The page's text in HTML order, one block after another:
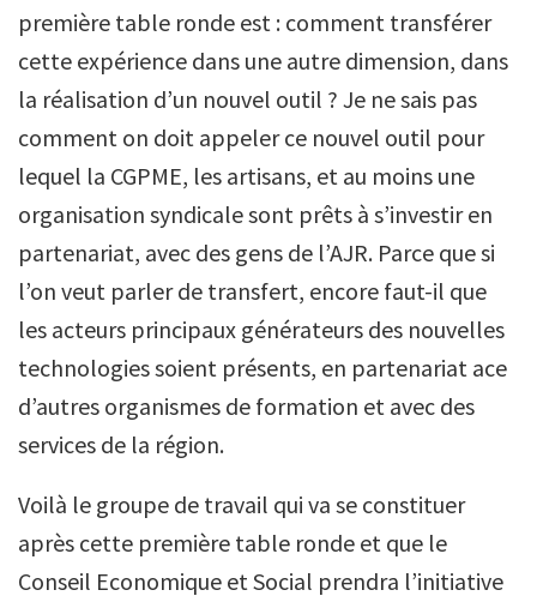
première table ronde est : comment transférer
cette expérience dans une autre dimension, dans
la réalisation d’un nouvel outil ? Je ne sais pas
comment on doit appeler ce nouvel outil pour
lequel la CGPME, les artisans, et au moins une
organisation syndicale sont prêts à s’investir en
partenariat, avec des gens de l’AJR. Parce que si
l’on veut parler de transfert, encore faut-il que
les acteurs principaux générateurs des nouvelles
technologies soient présents, en partenariat ace
d’autres organismes de formation et avec des
services de la région.
Voilà le groupe de travail qui va se constituer
après cette première table ronde et que le
Conseil Economique et Social prendra l’initiative